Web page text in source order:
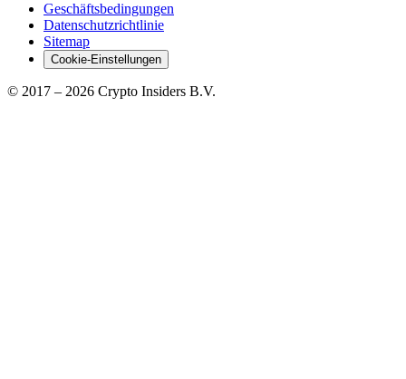
Geschäftsbedingungen
Datenschutzrichtlinie
Sitemap
Cookie-Einstellungen
© 2017 – 2026 Crypto Insiders B.V.